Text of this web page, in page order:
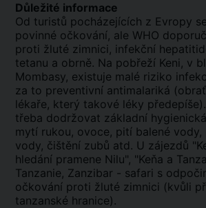
Důležité informace
Od turistů pocházejících z Evropy
povinné očkování, ale WHO
proti žluté zimnici, infekční
tetanu a obrně. Na pobřeží Keni, v
Mombasy, existuje malé riziko
za to preventivní antimalariká
lékaře, který takové léky
třeba dodržovat základní
mytí rukou, ovoce, pití balené vody,
vody, čištění zubů atd. U zájezdů
hledání pramene Nilu", "Keňa a
Tanzanie, Zanzibar - safari s
očkování proti žluté zimnici (kvůli
tanzanské hranice).